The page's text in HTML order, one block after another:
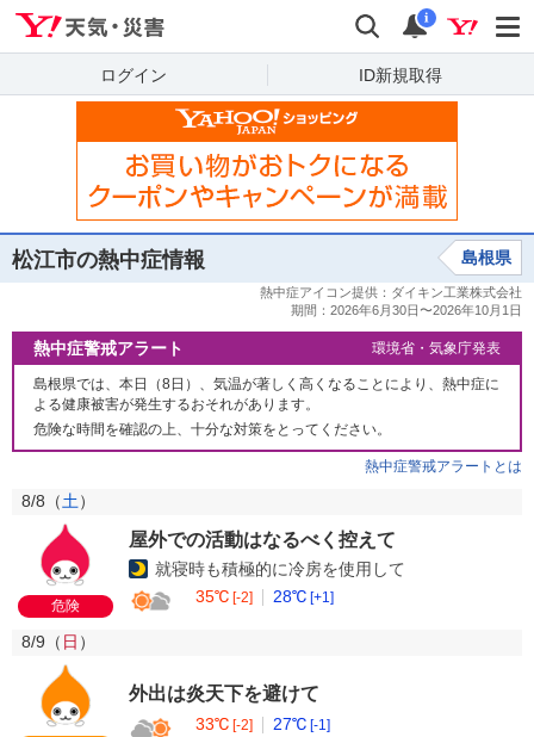
検索 通知
i
ログイン ID新規取得
松江市の熱中症情報 島根県
熱中症警戒アラート 環境省・気象庁発表
島根県では、本日（8日）、気温が著しく高くなることにより、熱中症に
よる健康被害が発生するおそれがあります。
危険な時間を確認の上、十分な対策をとってください。
熱中症警戒アラートとは
8/8（土）
危険
屋外での活動はなるべく控えて
就寝時も積極的に冷房を使用して
35℃ [-2] 28℃ [+1]
8/9（ 日 ）
外出は炎天下を避けて
33℃ [-2] 27℃ [-1]